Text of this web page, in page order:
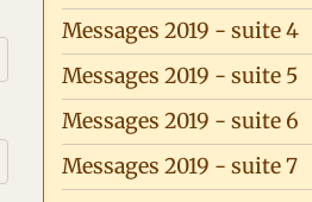
Messages 2019 - suite 4
Messages 2019 - suite 5
Messages 2019 - suite 6
Messages 2019 - suite 7